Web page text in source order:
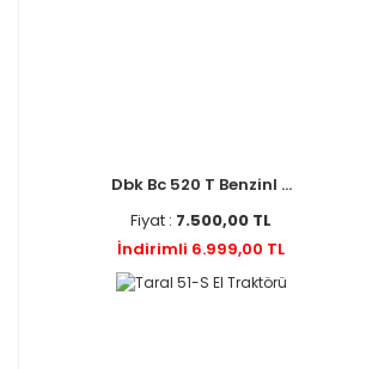
Dbk Bc 520 T Benzinl ...
Fiyat : 7.500,00 TL
İndirimli 6.999,00 TL